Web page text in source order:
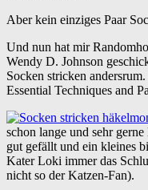
Aber kein einziges Paar
Und nun hat mir
Wendy D. Johnson
Socken stricken
Essential Techniques and
schon lange und sehr
gut gefällt und ein kleines
Kater Loki immer das
nicht so der Katzen-Fan).